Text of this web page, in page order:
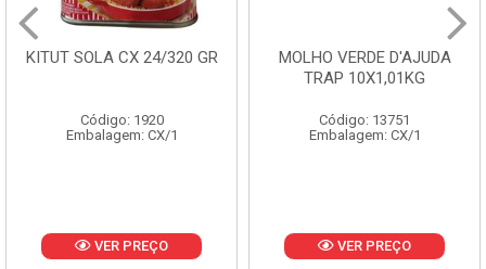
MOLHO VERDE D'AJUDA
Código: 13751
Embalagem: CX/1
VER PREÇO
FRUTAS CRISTALIZADAS
CX 10KG
Código: 1785
Embalagem: KG/10
VER PREÇO